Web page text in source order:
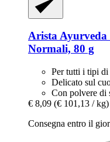
Arista Ayurveda
Normali, 80 g
Per tutti i tipi di
Delicato sul
Con polvere di
€ 8,09 (€ 101,13 / kg)
Consegna entro il